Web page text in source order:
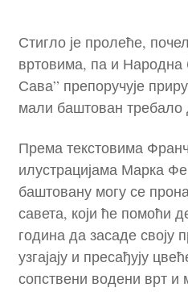
Стигло је пролеће,
вртовима, па и Народна
Сава” препоручује
мали баштован требало
Према текстовима
илустрацијама Марка
баштовану могу се
савета, који ће помоћи
година да засаде своју
узгајају и пресађују
сопствени водени врт и